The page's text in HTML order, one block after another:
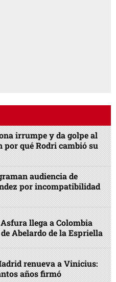
irrumpe y da golpe al
por qué Rodri cambió su
audiencia de
por incompatibilidad
llega a Colombia
Abelardo de la Espriella
renueva a Vinicius:
años firmó